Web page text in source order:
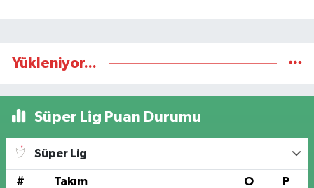
Yükleniyor...
Süper Lig Puan Durumu
Süper Lig
# Takım O P